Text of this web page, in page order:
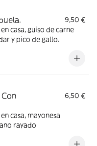
9,50 €
casa, guiso de carne
y pico de gallo.
6,50 €
casa, mayonesa
rayado